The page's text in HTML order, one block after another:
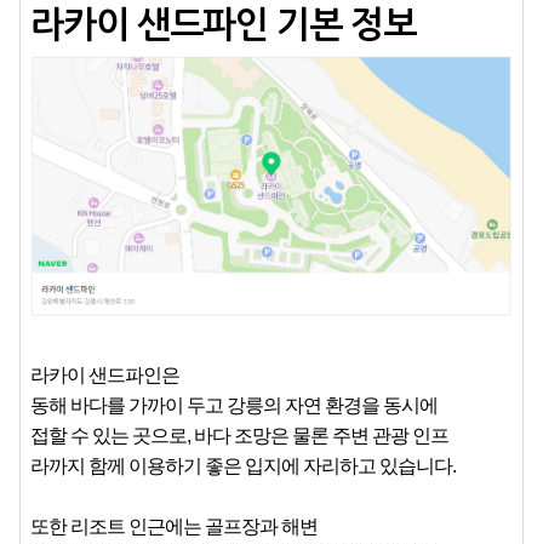
라카이 샌드파인 기본 정보
라카이 샌드파인은
동해 바다를 가까이 두고 강릉의 자연 환경을 동시에
접할 수 있는 곳으로, 바다 조망은 물론 주변 관광 인프
라까지 함께 이용하기 좋은 입지에 자리하고 있습니다.
또한 리조트 인근에는 골프장과 해변